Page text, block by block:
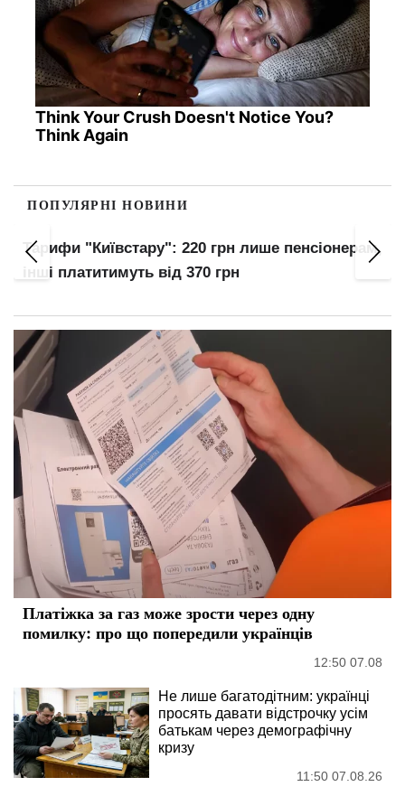
Think Your Crush Doesn't Notice You?
Think Again
ПОПУЛЯРНІ НОВИНИ
Заочників та відрахованих студентів
мобілізують: хто без відстрочки з серпня —
Платіжка за газ може зрости через одну
помилку: про що попередили українців
12:50 07.08
Не лише багатодітним: українці
просять давати відстрочку усім
батькам через демографічну
кризу
11:50 07.08.26